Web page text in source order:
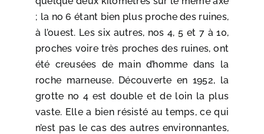
; la no 6 étant bien plus proche des ruines,
à l’ouest. Les six autres, nos 4, 5 et 7 à 10,
proches voire très proches des ruines, ont
été creusées de main d’homme dans la
roche marneuse. Découverte en 1952, la
grotte no 4 est double et de loin la plus
vaste. Elle a bien résisté au temps, ce qui
n’est pas le cas des autres environnantes,